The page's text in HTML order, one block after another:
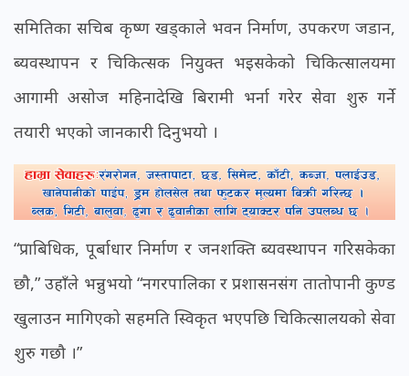
समितिका सचिब कृष्ण खड्काले भवन निर्माण, उपकरण जडान,
ब्यवस्थापन र चिकित्सक नियुक्त भइसकेको चिकित्सालयमा
आगामी असोज महिनादेखि बिरामी भर्ना गरेर सेवा शुरु गर्ने
तयारी भएको जानकारी दिनुभयो ।
“प्राबिधिक, पूर्बाधार निर्माण र जनशक्ति ब्यवस्थापन गरिसकेका
छौ,” उहाँले भन्नुभयो “नगरपालिका र प्रशासनसंग तातोपानी कुण्ड
खुलाउन मागिएको सहमति स्विकृत भएपछि चिकित्सालयको सेवा
शुरु गछौ ।”